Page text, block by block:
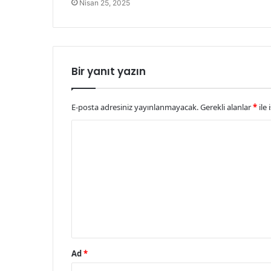
Nisan 25, 2025
Bir yanıt yazın
E-posta adresiniz yayınlanmayacak.Gerekli alanlar* ile
Ad*